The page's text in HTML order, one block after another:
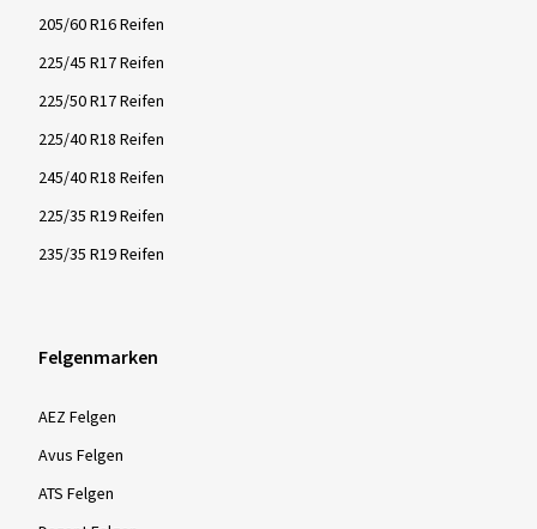
205/60 R16 Reifen
225/45 R17 Reifen
225/50 R17 Reifen
225/40 R18 Reifen
245/40 R18 Reifen
225/35 R19 Reifen
235/35 R19 Reifen
Felgenmarken
AEZ Felgen
Avus Felgen
ATS Felgen